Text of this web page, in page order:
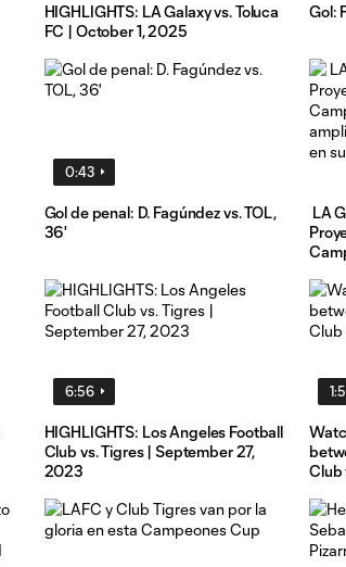
HIGHLIGHTS: LA Galaxy vs. Toluca
FC | October 1, 2025
Gol:
0:43
Gol de penal: D. Fagúndez vs. TOL,
36'
LA
sus
6:56
HIGHLIGHTS: Los Angeles Football
Club vs. Tigres | September 27,
2023
Club